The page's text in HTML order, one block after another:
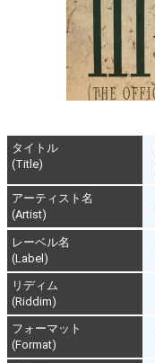
タイトル
(Title)
アーティスト名
(Artist)
レーベル名
(Label)
リディム
(Riddim)
フォーマット
(Format)